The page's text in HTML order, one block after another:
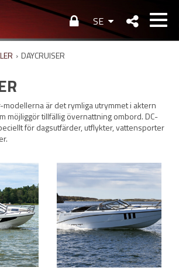
SE
› DAYCRUISER
är det rymliga utrymmet i aktern
möjliggör tillfällig övernattning ombord. DC-
för dagsutfärder, utflykter, vattensporter